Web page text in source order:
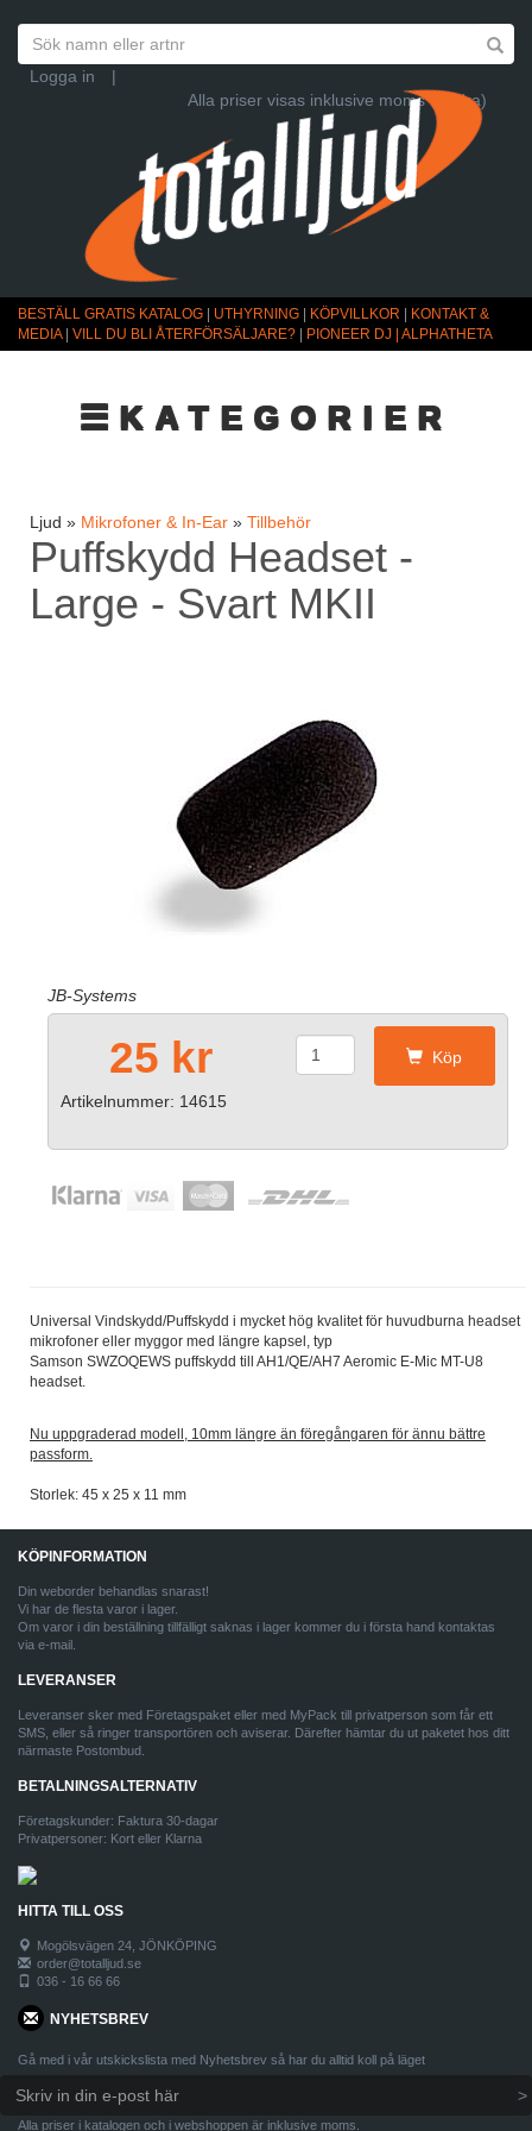
Logga in
|
Alla priser visas inklusive moms (Ändra)
BESTÄLL GRATIS KATALOG UTHYRNING KÖPVILLKOR
KONTAKT &
MEDIA| VILL DU BLI ÅTERFÖRSÄLJARE? PIONEER DJ | ALPHATHETA
☰KATEGORIER
Ljud » Mikrofoner & In-Ear » Tillbehör
Puffskydd Headset -
Large - Svart MKII
JB-Systems
25 kr Köp
Artikelnummer: 14615
Universal Vindskydd/Puffskydd i mycket hög kvalitet för huvudburna headset
mikrofoner eller myggor med längre kapsel, typ
Samson SWZOQEWS puffskydd till AH1/QE/AH7 Aeromic E-Mic MT-U8
headset.
Nu uppgraderad modell, 10mm längre än föregångaren för ännu bättre
passform.
Storlek: 45 x 25 x 11 mm
KÖPINFORMATION
Din weborder behandlas snarast!
Vi har de flesta varor i lager.
Om varor i din beställning tillfälligt saknas i lager kommer du i första hand kontaktas
via e-mail.
LEVERANSER
Leveranser sker med Företagspaket eller med MyPack till privatperson som får ett
SMS, eller så ringer transportören och aviserar. Därefter hämtar du ut paketet hos ditt
närmaste Postombud.
BETALNINGSALTERNATIV
Företagskunder: Faktura 30-dagar
Privatpersoner: Kort eller Klarna
HITTA TILL OSS
Mogölsvägen 24, JÖNKÖPING
order@totalljud.se
036 - 16 66 66
NYHETSBREV
Gå med i vår utskickslista med Nyhetsbrev så har du alltid koll på läget
Alla priser i katalogen och i webshoppen är inklusive moms.